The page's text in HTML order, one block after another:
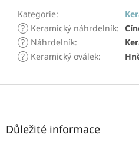
Kategorie:
? Keramický náhrdelník:
? Náhrdelník:
? Keramický oválek:
Z
Důležité informace